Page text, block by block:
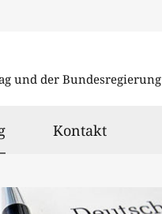
und der Bundesregierung
ausgewählt
Kontakt